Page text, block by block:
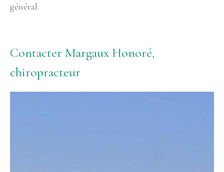
général.
Contacter Margaux Honoré,
chiropracteur